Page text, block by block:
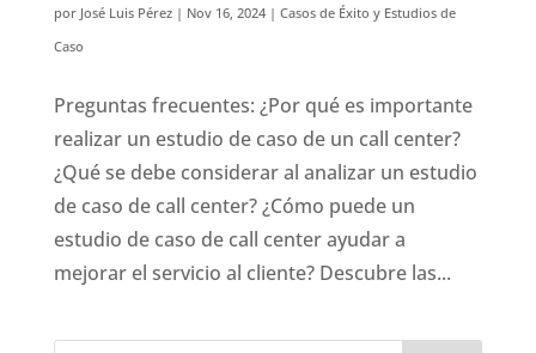
por José Luis Pérez| Nov 16, 2024| Casos de Éxito y Estudios de
Caso
Preguntas frecuentes: ¿Por qué es importante
realizar un estudio de caso de un call center?
¿Qué se debe considerar al analizar un estudio
de caso de call center? ¿Cómo puede un
estudio de caso de call center ayudar a
mejorar el servicio al cliente? Descubre las...